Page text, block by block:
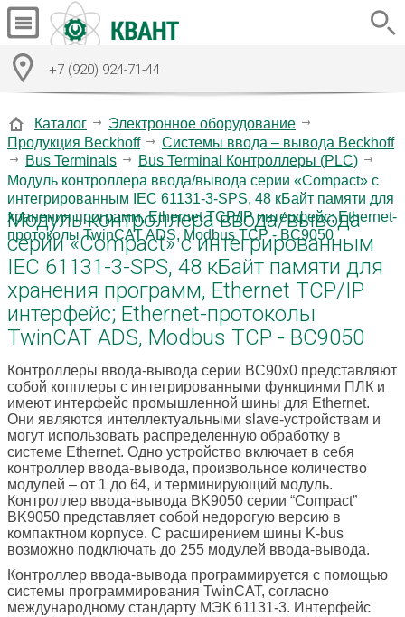
+7 (920) 924-71-44
Каталог
Электронное оборудование
Продукция Beckhoff
Системы ввода – вывода Beckhoff
Bus Terminals
Bus Terminal Контроллеры (PLC)
Модуль контроллера ввода/вывода серии «Compact» с
интегрированным IEC 61131-3-SPS, 48 кБайт памяти для
хранения программ, Ethernet TCP/IP интерфейс; Ethernet-
протоколы TwinCAT ADS, Modbus TCP - BC9050
Модуль контроллера ввода/вывода
серии «Compact» с интегрированным
IEC 61131-3-SPS, 48 кБайт памяти для
хранения программ, Ethernet TCP/IP
интерфейс; Ethernet-протоколы
TwinCAT ADS, Modbus TCP - BC9050
Контроллеры ввода-вывода серии BC90x0 представляют
собой копплеры с интегрированными функциями ПЛК и
имеют интерфейс промышленной шины для Ethernet.
Они являются интеллектуальными slave-устройствам и
могут использовать распределенную обработку в
системе Ethernet. Одно устройство включает в себя
контроллер ввода-вывода, произвольное количество
модулей – от 1 до 64, и терминирующий модуль.
Контроллер ввода-вывода BK9050 серии “Compact”
BK9050 представляет собой недорогую версию в
компактном корпусе. С расширением шины K-bus
возможно подключать до 255 модулей ввода-вывода.
Контроллер ввода-вывода программируется с помощью
системы программирования TwinCAT, согласно
международному стандарту МЭК 61131-3. Интерфейс